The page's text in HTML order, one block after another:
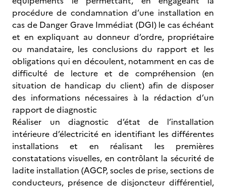
procédure de condamnation d’une installation en
cas de Danger Grave Immédiat (DGI) le cas échéant
et en expliquant au donneur d’ordre, propriétaire
ou mandataire, les conclusions du rapport et les
obligations qui en découlent, notamment en cas de
difficulté de lecture et de compréhension (en
situation de handicap du client) afin de disposer
des informations nécessaires à la rédaction d’un
rapport de diagnostic
Réaliser un diagnostic d’état de l’installation
intérieure d’électricité en identifiant les différentes
installations et en réalisant les premières
constatations visuelles, en contrôlant la sécurité de
ladite installation (AGCP, socles de prise, sections de
conducteurs, présence de disjoncteur différentiel,